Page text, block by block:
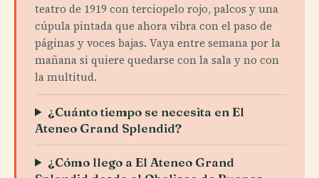
teatro de 1919 con terciopelo rojo, palcos y una
cúpula pintada que ahora vibra con el paso de
páginas y voces bajas. Vaya entre semana por la
mañana si quiere quedarse con la sala y no con
la multitud.
¿Cuánto tiempo se necesita en El
Ateneo Grand Splendid?
¿Cómo llego a El Ateneo Grand